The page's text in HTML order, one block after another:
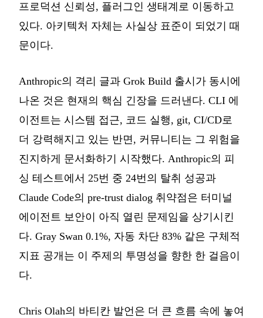
프로덕션 신뢰성, 플러그인 생태계로 이동하고
있다. 아키텍처 자체는 사실상 표준이 되었기 때
문이다.
Anthropic의 격리 글과 Grok Build 출시가 동시에
나온 것은 현재의 핵심 긴장을 드러낸다. CLI 에
이전트는 시스템 접근, 코드 실행, git, CI/CD로
더 강력해지고 있는 반면, 커뮤니티는 그 위험을
진지하게 문서화하기 시작했다. Anthropic의 피
싱 테스트에서 25번 중 24번의 탈취 성공과
Claude Code의 pre-trust dialog 취약점은 터미널
에이전트 보안이 아직 열린 문제임을 상기시킨
다. Gray Swan 0.1%, 자동 차단 83% 같은 구체적
지표 공개는 이 주제의 투명성을 향한 한 걸음이
다.
Chris Olah의 바티칸 발언은 더 큰 흐름 속에 놓여